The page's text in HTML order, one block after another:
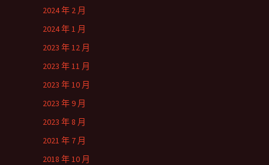
2024 年 2 月
2024 年 1 月
2023 年 12 月
2023 年 11 月
2023 年 10 月
2023 年 9 月
2023 年 8 月
2021 年 7 月
2018 年 10 月